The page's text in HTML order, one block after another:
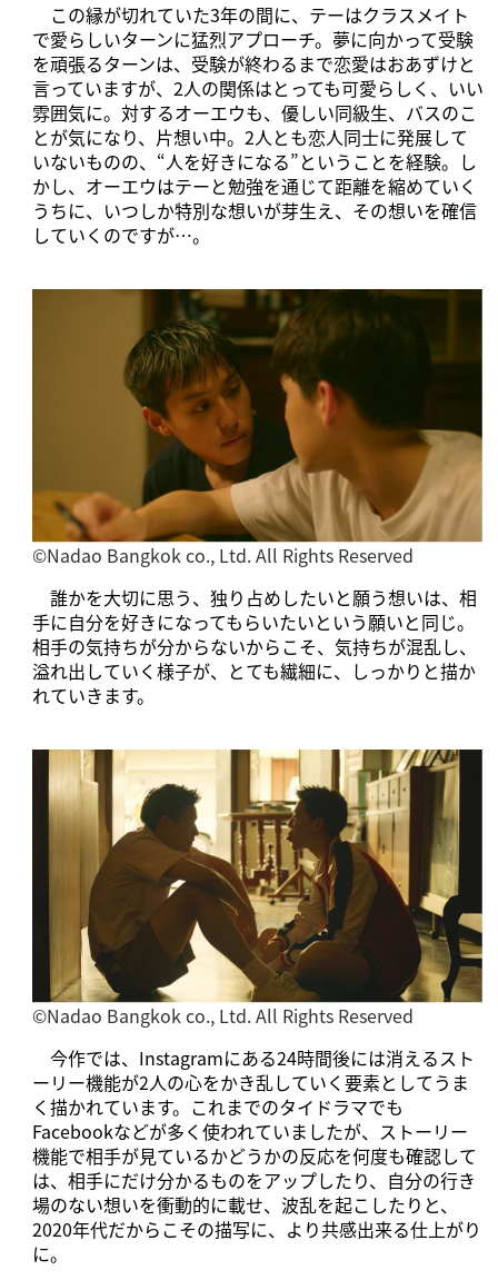
この縁が切れていた3年の間に、テーはクラスメイト
で愛らしいターンに猛烈アプローチ。夢に向かって受験
を頑張るターンは、受験が終わるまで恋愛はおあずけと
言っていますが、2人の関係はとっても可愛らしく、いい
雰囲気に。対するオーエウも、優しい同級生、バスのこ
とが気になり、片想い中。2人とも恋人同士に発展して
いないものの、“人を好きになる”ということを経験。し
かし、オーエウはテーと勉強を通じて距離を縮めていく
うちに、いつしか特別な想いが芽生え、その想いを確信
していくのですが…。
©️Nadao Bangkok co., Ltd. All Rights Reserved
誰かを大切に思う、独り占めしたいと願う想いは、相
手に自分を好きになってもらいたいという願いと同じ。
相手の気持ちが分からないからこそ、気持ちが混乱し、
溢れ出していく様子が、とても繊細に、しっかりと描か
れていきます。
©️Nadao Bangkok co., Ltd. All Rights Reserved
今作では、Instagramにある24時間後には消えるスト
ーリー機能が2人の心をかき乱していく要素としてうま
く描かれています。これまでのタイドラマでも
Facebookなどが多く使われていましたが、ストーリー
機能で相手が見ているかどうかの反応を何度も確認して
は、相手にだけ分かるものをアップしたり、自分の行き
場のない想いを衝動的に載せ、波乱を起こしたりと、
2020年代だからこその描写に、より共感出来る仕上がり
に。